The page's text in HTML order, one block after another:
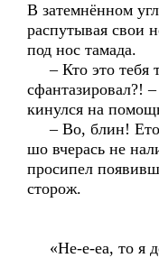
В затемнённом
распутывая свои
под нос тамада.
– Кто это тебя
сфантазировал?!
кинулся на
– Во, блин! Ето,
шо вчерась не
просипел
сторож.
«Не-е-еа, то я